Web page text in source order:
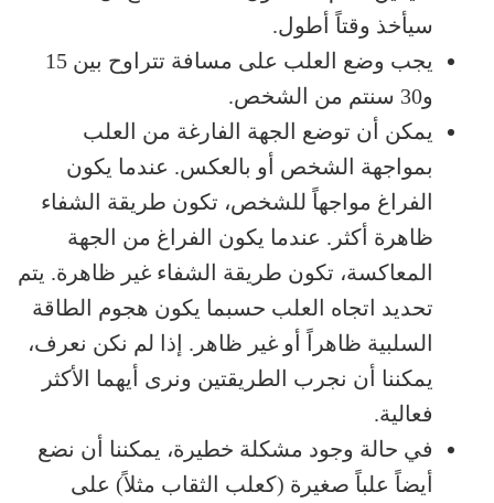
سيأخذ وقتاً أطول.
يجب وضع العلب على مسافة تتراوح بين 15
و30 سنتم من الشخص.
يمكن أن توضع الجهة الفارغة من العلب
بمواجهة الشخص أو بالعكس. عندما يكون
الفراغ مواجهاً للشخص، تكون طريقة الشفاء
ظاهرة أكثر. عندما يكون الفراغ من الجهة
المعاكسة، تكون طريقة الشفاء غير ظاهرة. يتم
تحديد اتجاه العلب حسبما يكون هجوم الطاقة
السلبية ظاهراً أو غير ظاهر. إذا لم نكن نعرف،
يمكننا أن نجرب الطريقتين ونرى أيهما الأكثر
فعالية.
في حالة وجود مشكلة خطيرة، يمكننا أن نضع
أيضاً علباً صغيرة (كعلب الثقاب مثلاً) على